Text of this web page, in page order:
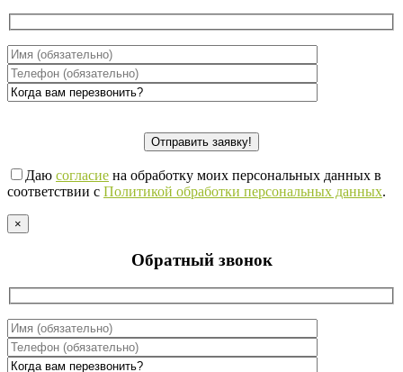
Даю согласие на обработку моих персональных данных в
соответствии с Политикой обработки персональных данных.
×
Обратный звонок